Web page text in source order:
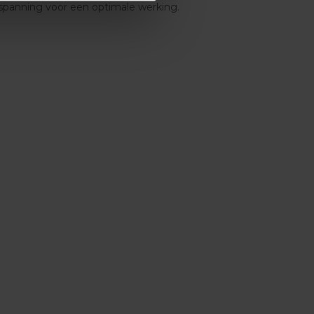
voor een optimale werking.